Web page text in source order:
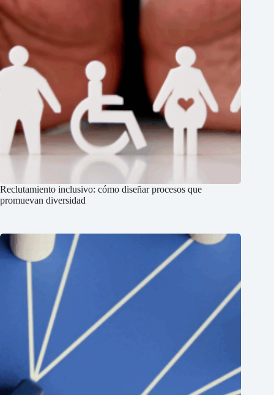
Reclutamiento inclusivo: cómo diseñar procesos que
promuevan diversidad